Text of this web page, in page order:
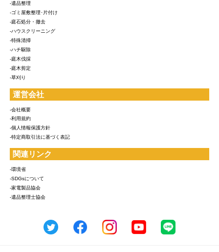
-遺品整理
-ゴミ屋敷整理･片付け
-庭石処分・撤去
-ハウスクリーニング
-特殊清掃
-ハチ駆除
-庭木伐採
-庭木剪定
-草刈り
運営会社
-会社概要
-利用規約
-個人情報保護方針
-特定商取引法に基づく表記
関連リンク
-環境省
-SDGsについて
-家電製品協会
-遺品整理士協会